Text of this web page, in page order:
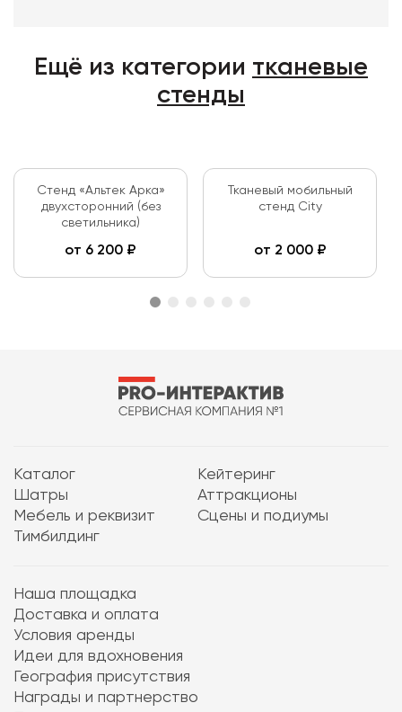
Ещё из категории тканевые
стенды
Стенд «Альтек Арка»
двухсторонний (без
светильника)
от 6 200 ₽
Тканевый мобильный
стенд City
от 2 000₽
Каталог
Кейтеринг
Шатры
Аттракционы
Мебель и реквизит
Сцены и подиумы
Тимбилдинг
Наша площадка
Доставка и оплата
Условия аренды
Идеи для вдохновения
География присутствия
Награды и партнерство